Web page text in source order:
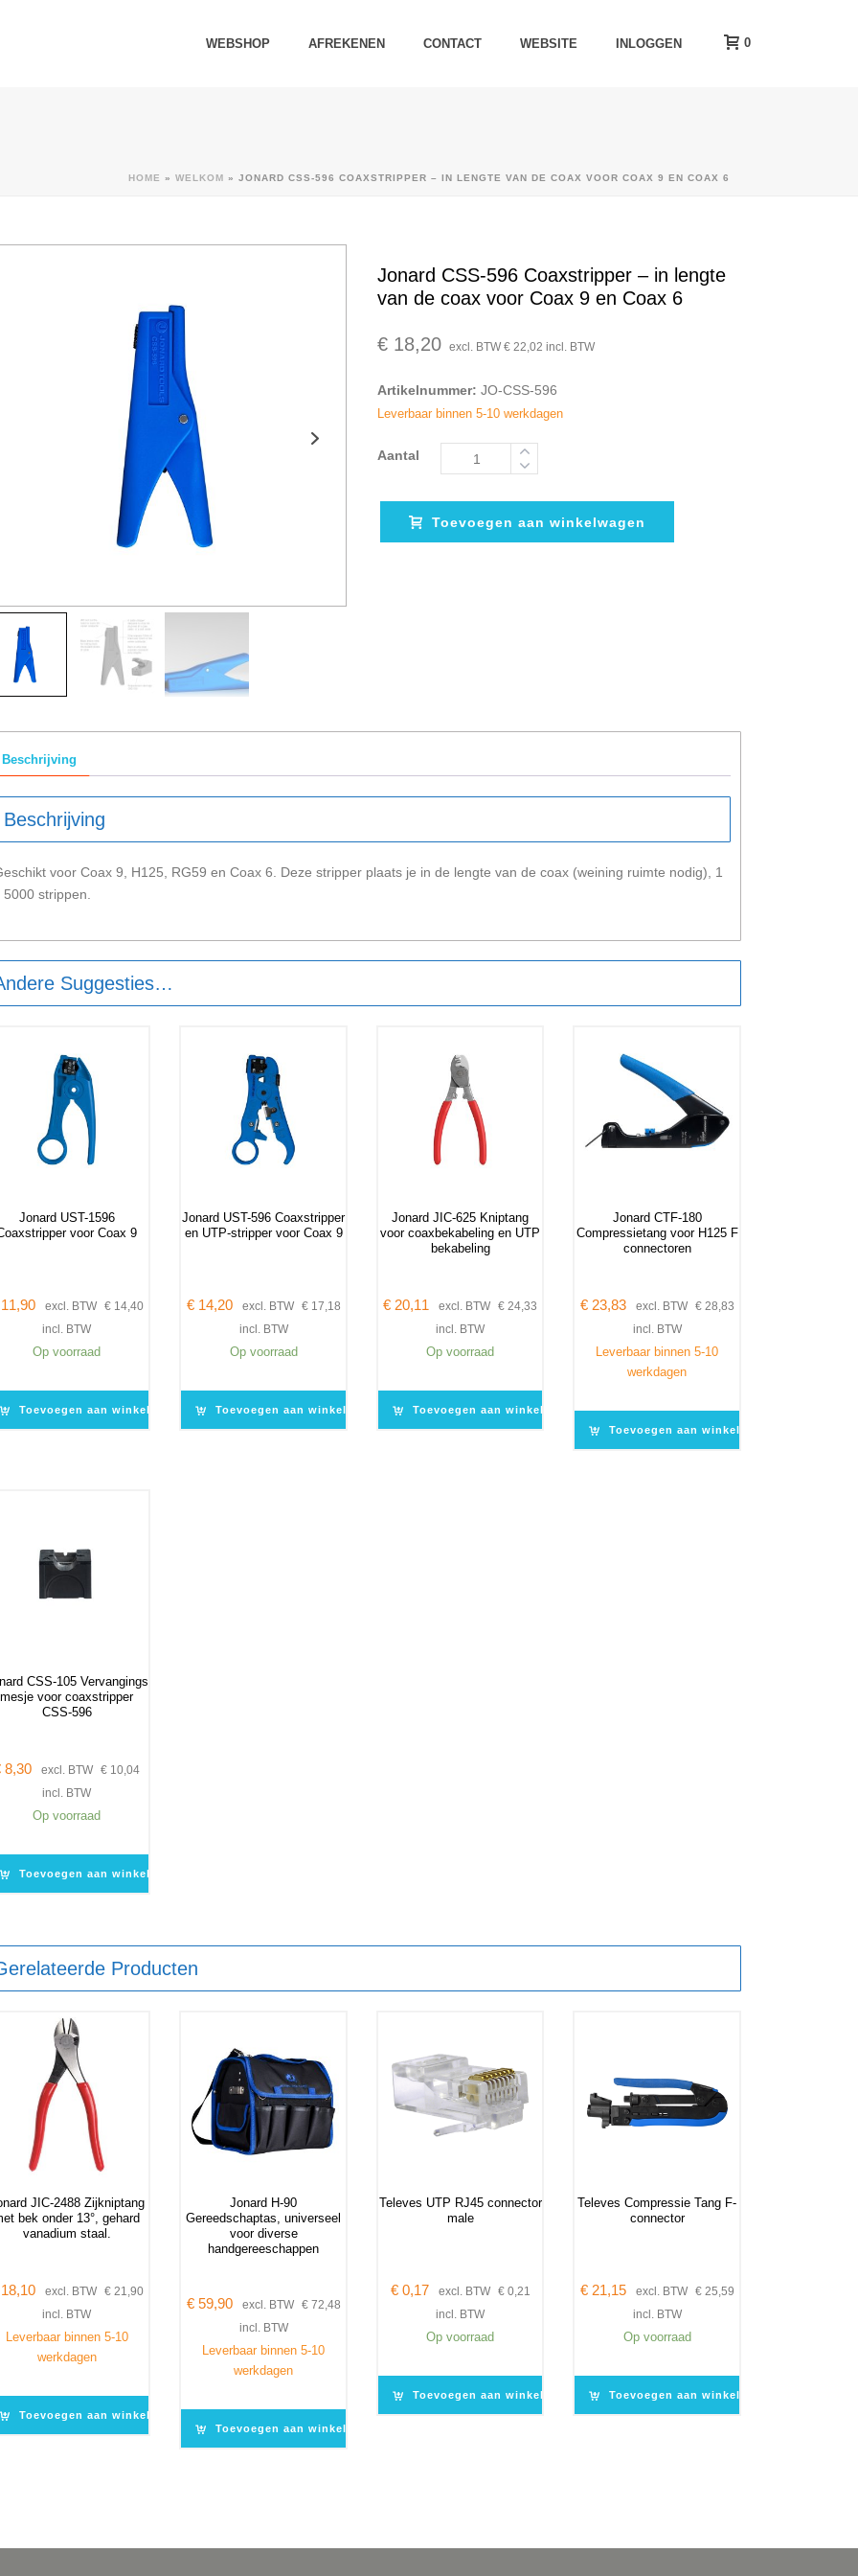
WEBSHOP AFREKENEN CONTACT WEBSITE INLOGGEN 0
HOME » WELKOM » JONARD CSS-596 COAXSTRIPPER – IN LENGTE VAN DE COAX VOOR COAX 9 EN COAX 6
Jonard CSS-596 Coaxstripper – in lengte
van de coax voor Coax 9 en Coax 6
€18,20 excl. BTW €22,02 incl. BTW
Artikelnummer: JO-CSS-596
Leverbaar binnen 5-10 werkdagen
Aantal
Toevoegen aan winkelwagen
Beschrijving
Beschrijving
voor Coax 9, H125, RG59 en Coax 6. Deze stripper plaats je in de lengte van de coax (weining ruimte nodig), 1
5000 strippen.
Suggesties…
Jonard UST-1596
voor Coax 9
excl. BTW € 14,40
incl. BTW
Op voorraad
Toevoegen aan winkelwagen
Jonard UST-596 Coaxstripper
en UTP-stripper voor Coax 9
€14,20 excl. BTW €17,18
incl. BTW
Op voorraad
Toevoegen aan winkelwagen
Jonard JIC-625 Kniptang
voor coaxbekabeling en UTP
bekabeling
€ 20,11 excl. BTW € 24,33
incl. BTW
Op voorraad
Toevoegen aan winkelwagen
Jonard CTF-180
Compressietang voor H125 F
connectoren
€23,83 excl. BTW €28,83
incl. BTW
Leverbaar binnen 5-10
werkdagen
Toevoegen aan winkelwagen
CSS-105 Vervangings
mesje voor coaxstripper
CSS-596
8,30 excl. BTW € 10,04
incl. BTW
Op voorraad
Toevoegen aan winkelwagen
Producten
JIC-2488 Zijkniptang
bek onder 13°, gehard
vanadium staal.
excl. BTW € 21,90
incl. BTW
Leverbaar binnen 5-10
werkdagen
Toevoegen aan winkelwagen
Jonard H-90
Gereedschaptas, universeel
voor diverse
handgereeschappen
€59,90 excl. BTW €72,48
incl. BTW
Leverbaar binnen 5-10
werkdagen
Toevoegen aan winkelwagen
Televes UTP RJ45 connector
male
€0,17 excl. BTW €0,21
incl. BTW
Op voorraad
Toevoegen aan winkelwagen
Televes Compressie Tang F-
connector
€21,15 excl. BTW €25,59
incl. BTW
Op voorraad
Toevoegen aan winkelwagen